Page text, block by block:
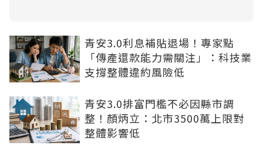
青安3.0利息補貼退場！專家點
「傳產還款能力需關注」：科技業
支撐整體違約風險低
青安3.0排富門檻不必因縣市調
整！顏炳立：北市3500萬上限對
整體影響低